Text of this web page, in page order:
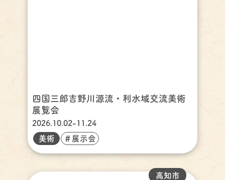
四国三郎吉野川源流・利水域交流美術
展覧会
2026.10.02-11.24
美術
＃展示会
高知市